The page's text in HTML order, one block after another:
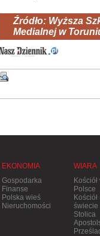
Źródło: Wyższa
Medialnej w
EKONOMIA
Gospodarka
Finanse
Polska wieś
Nieruchomości
WIARA
Kościół
Polsce
Kościół
świecie
Stolica